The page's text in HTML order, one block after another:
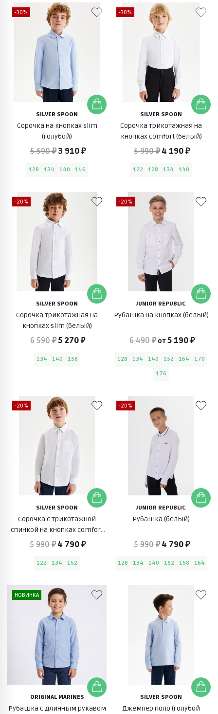
-30%
SILVER SPOON
Сорочка на кнопках slim
(голубой)
5 590 ₽3 910 ₽
128 134 140 146
-30%
SILVER SPOON
Сорочка трикотажная на
кнопках comfort (белый)
5 990 ₽ 4 190 ₽
122 128 134 140
-20%
SILVER SPOON
Сорочка трикотажная на
кнопках slim (белый)
6 590 ₽5 270 ₽
134 140 158
-20%
JUNIOR REPUBLIC
Рубашка на кнопках (белый)
6 490 ₽ от5 190 ₽
128 134 140 152 164
170
176
-20%
SILVER SPOON
Сорочка с трикотажной
спинкой на кнопках comfort
(белый структурный)
5 990 ₽ 4 790 ₽
122 134 152
-20%
JUNIOR REPUBLIC
Рубашка (белый)
5 990 ₽ 4 790 ₽
128 134 140 152 158 164
НОВИНКА
ORIGINAL MARINES
Рубашка с длинным рукавом
SILVER SPOON
Джемпер поло (голубой